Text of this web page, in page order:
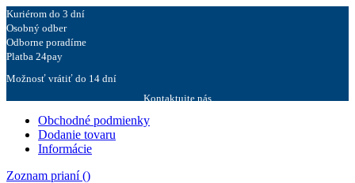
Kuriérom do 3 dní
Osobný odber
Odborne poradíme
Platba 24pay
Možnosť vrátiť do 14 dní
Kontaktujte nás
Obchodné podmienky
Dodanie tovaru
Informácie
Zoznam prianí ()